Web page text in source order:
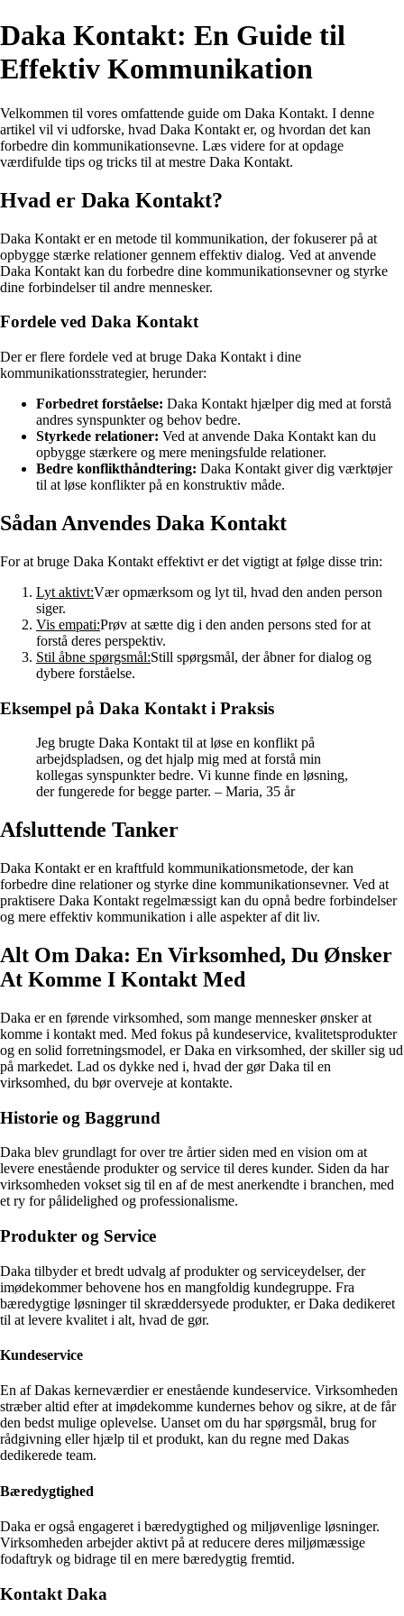
Daka Kontakt: En Guide til
Effektiv Kommunikation
Velkommen til vores omfattende guide om Daka Kontakt. I denne
artikel vil vi udforske, hvad Daka Kontakt er, og hvordan det kan
forbedre din kommunikationsevne. Læs videre for at opdage
værdifulde tips og tricks til at mestre Daka Kontakt.
Hvad er Daka Kontakt?
Daka Kontakt er en metode til kommunikation, der fokuserer på at
opbygge stærke relationer gennem effektiv dialog. Ved at anvende
Daka Kontakt kan du forbedre dine kommunikationsevner og styrke
dine forbindelser til andre mennesker.
Fordele ved Daka Kontakt
Der er flere fordele ved at bruge Daka Kontakt i dine
kommunikationsstrategier, herunder:
Forbedret forståelse: Daka Kontakt hjælper dig med at forstå
andres synspunkter og behov bedre.
Styrkede relationer: Ved at anvende Daka Kontakt kan du
opbygge stærkere og mere meningsfulde relationer.
Bedre konflikthåndtering: Daka Kontakt giver dig værktøjer
til at løse konflikter på en konstruktiv måde.
Sådan Anvendes Daka Kontakt
For at bruge Daka Kontakt effektivt er det vigtigt at følge disse trin:
Lyt aktivt:Vær opmærksom og lyt til, hvad den anden person
siger.
Vis empati:Prøv at sætte dig i den anden persons sted for at
forstå deres perspektiv.
Stil åbne spørgsmål:Still spørgsmål, der åbner for dialog og
dybere forståelse.
Eksempel på Daka Kontakt i Praksis
Jeg brugte Daka Kontakt til at løse en konflikt på
arbejdspladsen, og det hjalp mig med at forstå min
kollegas synspunkter bedre. Vi kunne finde en løsning,
der fungerede for begge parter. – Maria, 35 år
Afsluttende Tanker
Daka Kontakt er en kraftfuld kommunikationsmetode, der kan
forbedre dine relationer og styrke dine kommunikationsevner. Ved at
praktisere Daka Kontakt regelmæssigt kan du opnå bedre forbindelser
og mere effektiv kommunikation i alle aspekter af dit liv.
Alt Om Daka: En Virksomhed, Du Ønsker
At Komme I Kontakt Med
Daka er en førende virksomhed, som mange mennesker ønsker at
komme i kontakt med. Med fokus på kundeservice, kvalitetsprodukter
og en solid forretningsmodel, er Daka en virksomhed, der skiller sig ud
på markedet. Lad os dykke ned i, hvad der gør Daka til en
virksomhed, du bør overveje at kontakte.
Historie og Baggrund
Daka blev grundlagt for over tre årtier siden med en vision om at
levere enestående produkter og service til deres kunder. Siden da har
virksomheden vokset sig til en af de mest anerkendte i branchen, med
et ry for pålidelighed og professionalisme.
Produkter og Service
Daka tilbyder et bredt udvalg af produkter og serviceydelser, der
imødekommer behovene hos en mangfoldig kundegruppe. Fra
bæredygtige løsninger til skræddersyede produkter, er Daka dedikeret
til at levere kvalitet i alt, hvad de gør.
Kundeservice
En af Dakas kerneværdier er enestående kundeservice. Virksomheden
stræber altid efter at imødekomme kundernes behov og sikre, at de får
den bedst mulige oplevelse. Uanset om du har spørgsmål, brug for
rådgivning eller hjælp til et produkt, kan du regne med Dakas
dedikerede team.
Bæredygtighed
Daka er også engageret i bæredygtighed og miljøvenlige løsninger.
Virksomheden arbejder aktivt på at reducere deres miljømæssige
fodaftryk og bidrage til en mere bæredygtig fremtid.
Kontakt Daka